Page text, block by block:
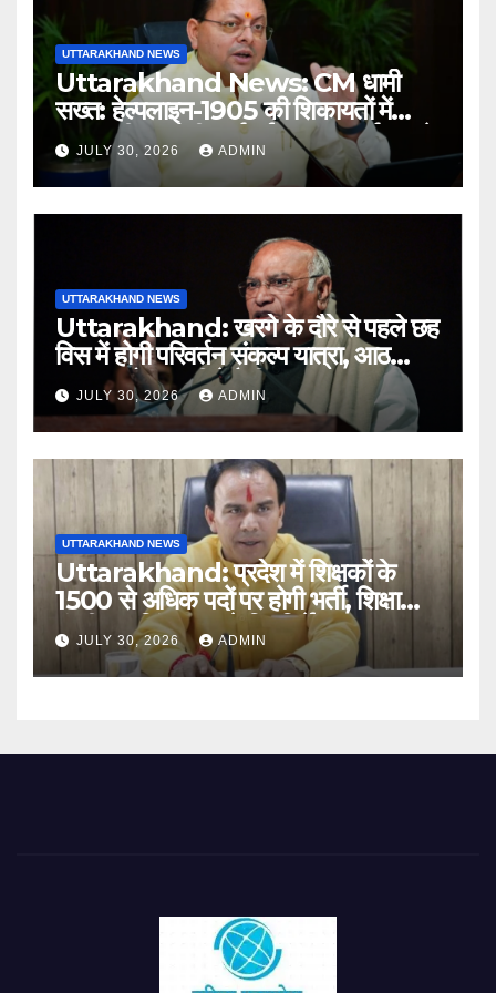
UTTARAKHAND NEWS
Uttarakhand News: CM धामी
सख्त: हेल्पलाइन-1905 की शिकायतों में
लापरवाही पर होगी कार्रवाई, शून्य प्रदर्शन वाले
अधिकारियों को नोटिस…
JULY 30, 2026 ADMIN
UTTARAKHAND NEWS
Uttarakhand: खरगे के दौरे से पहले छह
विस में होगी परिवर्तन संकल्प यात्रा, आठ
अगस्त को हल्द्वानी में रैली
JULY 30, 2026 ADMIN
UTTARAKHAND NEWS
Uttarakhand: प्रदेश में शिक्षकों के
1500 से अधिक पदों पर होगी भर्ती, शिक्षा
मंत्री धन सिंह रावत ने दिए निर्देश
JULY 30, 2026 ADMIN